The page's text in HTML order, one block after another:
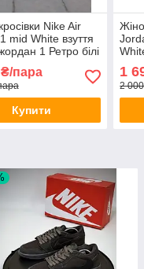
Nike Air
mid White взуття
1 Ретро білі
пара
Купити
1
2